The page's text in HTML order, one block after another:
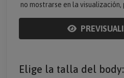
no mostrarse en la visualización,
Elige la talla del body: